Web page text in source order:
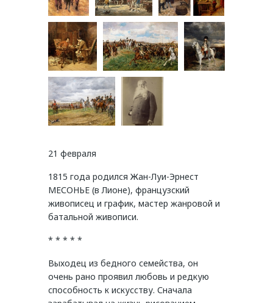
21 февраля
1815 года родился Жан-Луи-Эрнест
МЕСОНЬЕ (в Лионе), французский
живописец и график, мастер жанровой и
батальной живописи.
* * * * *
Выходец из бедного семейства, он
очень рано проявил любовь и редкую
способность к искусству. Сначала